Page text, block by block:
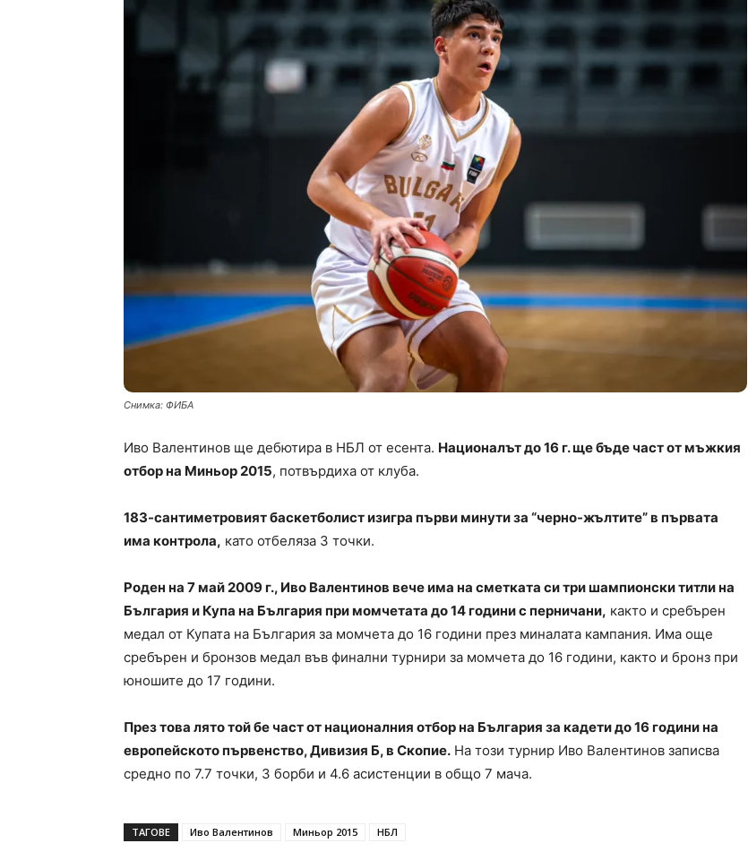
Снимка: ФИБА
Иво Валентинов ще дебютира в НБЛ от есента. Националът до 16 г. ще бъде част от мъжкия
отбор на Миньор 2015, потвърдиха от клуба.
183-сантиметровият баскетболист изигра първи минути за “черно-жълтите” в първата
има контрола, като отбеляза 3 точки.
Роден на 7 май 2009 г., Иво Валентинов вече има на сметката си три шампионски титли на
България и Купа на България при момчетата до 14 години с перничани, както и сребърен
медал от Купата на България за момчета до 16 години през миналата кампания. Има още
сребърен и бронзов медал във финални турнири за момчета до 16 години, както и бронз при
юношите до 17 години.
През това лято той бе част от националния отбор на България за кадети до 16 години на
европейското първенство, Дивизия Б, в Скопие. На този турнир Иво Валентинов записва
средно по 7.7 точки, 3 борби и 4.6 асистенции в общо 7 мача.
ТАГОВЕ Иво Валентинов Миньор 2015 НБЛ